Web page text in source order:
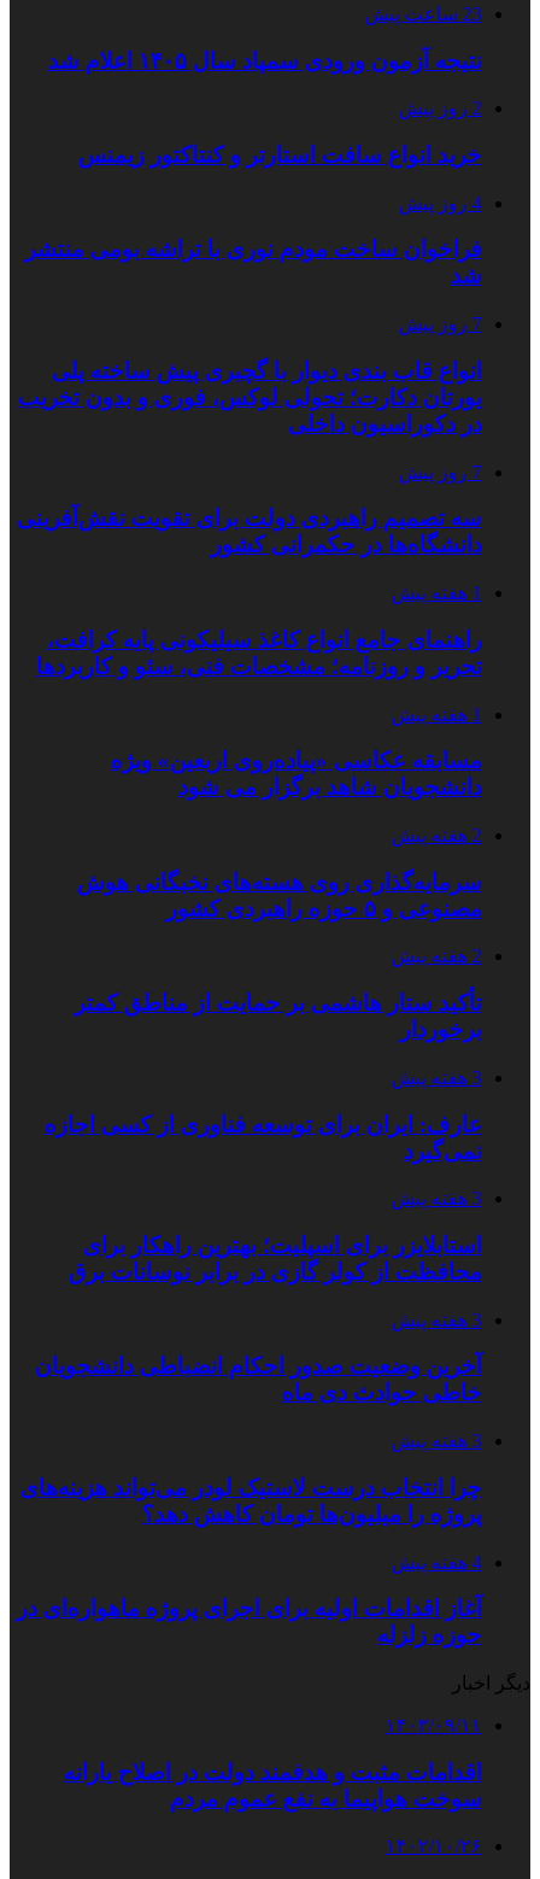
23 ساعت پیش
نتیجه آزمون ورودی سمپاد سال ۱۴۰۵ اعلام شد
2 روز پیش
خرید انواع سافت استارتر و کنتاکتور زیمنس
4 روز پیش
فراخوان ساخت مودم نوری با تراشه بومی منتشر
شد
7 روز پیش
انواع قاب بندی دیوار با گچبری پیش ساخته پلی
یورتان دکارت؛ تحولی لوکس، فوری و بدون تخریب
در دکوراسیون داخلی
7 روز پیش
سه تصمیم راهبردی دولت برای تقویت نقش‌آفرینی
دانشگاه‌ها در حکمرانی کشور
1 هفته پیش
راهنمای جامع انواع کاغذ سیلیکونی پایه کرافت،
تحریر و روزنامه؛ مشخصات فنی، سئو و کاربردها
1 هفته پیش
مسابقه عکاسی «پیاده‌روی اربعین» ویژه
دانشجویان شاهد برگزار می شود
2 هفته پیش
سرمایه‌گذاری روی هسته‌های نخبگانی هوش
مصنوعی و ۵ حوزه راهبردی کشور
2 هفته پیش
تأکید ستار هاشمی بر حمایت از مناطق کمتر
برخوردار
3 هفته پیش
عارف: ایران برای توسعه فناوری از کسی اجازه
نمی‌گیرد
3 هفته پیش
استابلایزر برای اسپلیت؛ بهترین راهکار برای
محافظت از کولر گازی در برابر نوسانات برق
3 هفته پیش
آخرین وضعیت صدور احکام انضباطی دانشجویان
خاطی حوادث دی ماه
3 هفته پیش
چرا انتخاب درست لاستیک لودر می‌تواند هزینه‌های
پروژه را میلیون‌ها تومان کاهش دهد؟
4 هفته پیش
آغاز اقدامات اولیه برای اجرای پروژه ماهواره‌ای در
حوزه زلزله
دیگر اخبار
۱۴۰۳/۰۹/۱۱
اقدامات مثبت و هدفمند دولت در اصلاح یارانه
سوخت هواپیما به نفع عموم مردم
۱۴۰۲/۱۰/۲۶